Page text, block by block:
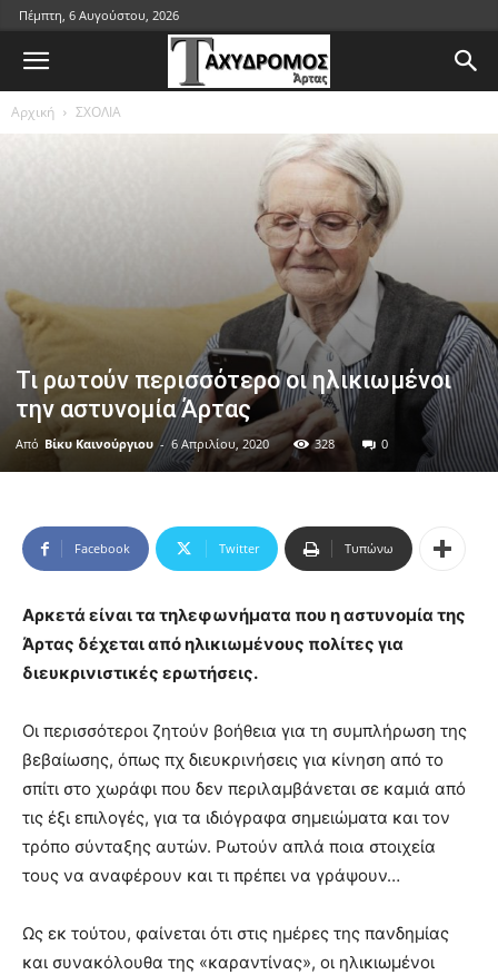
Πέμπτη, 6 Αυγούστου, 2026
Αρχική ΣΧΟΛΙΑ
Τι ρωτούν περισσότερο οι ηλικιωμένοι
την αστυνομία Άρτας
Από Βίκυ Καινούργιου - 6 Απριλίου, 2020 328 0
Facebook Twitter Τυπώνω
Αρκετά είναι τα τηλεφωνήματα που η αστυνομία της
Άρτας δέχεται από ηλικιωμένους πολίτες για
διευκρινιστικές ερωτήσεις.
Οι περισσότεροι ζητούν βοήθεια για τη συμπλήρωση της
βεβαίωσης, όπως πχ διευκρινήσεις για κίνηση από το
σπίτι στο χωράφι που δεν περιλαμβάνεται σε καμιά από
τις έξι επιλογές, για τα ιδιόγραφα σημειώματα και τον
τρόπο σύνταξης αυτών. Ρωτούν απλά ποια στοιχεία
τους να αναφέρουν και τι πρέπει να γράψουν…
Ως εκ τούτου, φαίνεται ότι στις ημέρες της πανδημίας
και συνακόλουθα της «καραντίνας», οι ηλικιωμένοι